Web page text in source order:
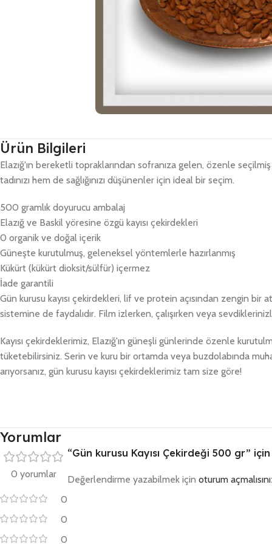
Ürün Bilgileri
Elazığ'ın bereketli topraklarından sofranıza gelen, özenle
tadınızı hem de sağlığınızı düşünenler için ideal bir seçim.
500 gramlık doyurucu ambalaj
Elazığ ve Baskil yöresine özgü kayısı çekirdekleri
0 organik ve doğal içerik
Güneşte kurutulmuş, geleneksel yöntemlerle hazırlanmış
Kükürt (kükürt dioksit/sülfür) içermez
İade garantili
Gün kurusu kayısı çekirdekleri, lif ve protein açısından zengin bir
sistemine de faydalıdır. Film izlerken, çalışırken veya
Kayısı çekirdeklerimiz, Elazığ'ın güneşli günlerinde özenle
tüketebilirsiniz. Serin ve kuru bir ortamda veya buzdolabında
arıyorsanız, gün kurusu kayısı çekirdeklerimiz tam size göre!
Yorumlar
0 yorumlar
0
0
0
“Gün kurusu Kayısı Çekirdeği 500 gr”
Değerlendirme yazabilmek için oturum